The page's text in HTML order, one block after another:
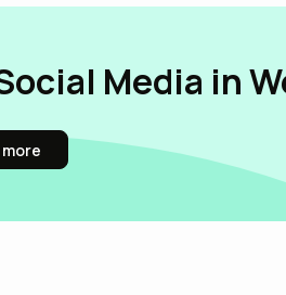
Media in